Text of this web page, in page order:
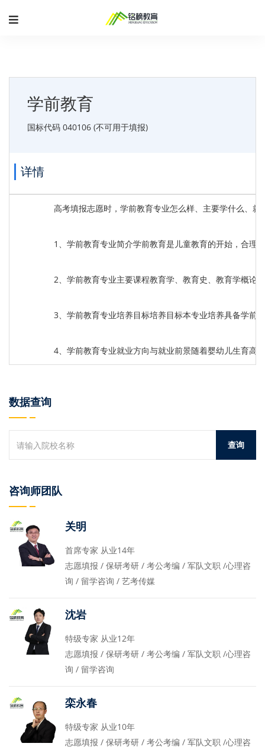
学前教育
国标代码 040106 (不可用于填报)
详情
高考填报志愿时，学前教育专业怎么样、主要学什么、
1、学前教育专业简介学前教育是儿童教育的开始，合理
2、学前教育专业主要课程教育学、教育史、教育学概论
3、学前教育专业培养目标培养目标本专业培养具备学前
4、学前教育专业就业方向与就业前景随着婴幼儿生育高
数据查询
咨询师团队
关明
首席专家 从业14年
志愿填报 / 保研考研 / 考公考编 / 军队文职 /心理咨
询 / 留学咨询 / 艺考传媒
沈岩
特级专家 从业12年
志愿填报 / 保研考研 / 考公考编 / 军队文职 /心理咨
询 / 留学咨询
栾永春
特级专家 从业10年
志愿填报 / 保研考研 / 考公考编 / 军队文职 /心理咨